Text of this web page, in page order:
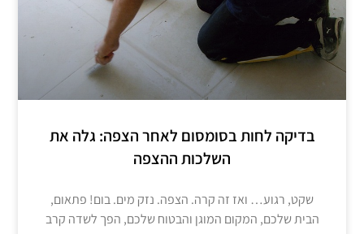
בדיקה לחות בסומסום לאחר הצפה: גלה את
השלכות ההצפה
שקט, רגוע… ואז זה קרה. הצפה. נזק מים. בום! פתאום,
הבית שלכם, המקום המוגן והבטוח שלכם, הפך לשדה קרב